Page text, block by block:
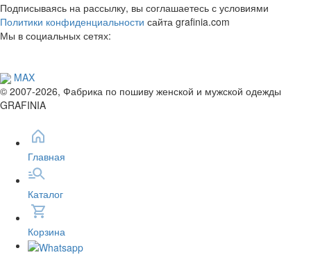
Подписываясь на рассылку, вы соглашаетесь с условиями
Политики конфиденциальности сайта grafinia.com
Мы в социальных сетях:
MAX
© 2007-2026, Фабрика по пошиву женской и мужской одежды
GRAFINIA
Главная
Каталог
Корзина